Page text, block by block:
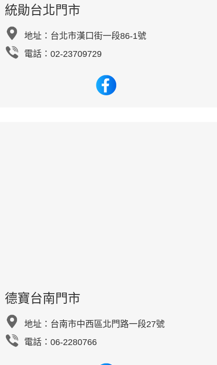
統勛台北門市
地址： 台北市漢口街一段86-1號
電話：02-23709729
德寶台南門市
地址： 台南市中西區北門路一段27號
電話：06-2280766